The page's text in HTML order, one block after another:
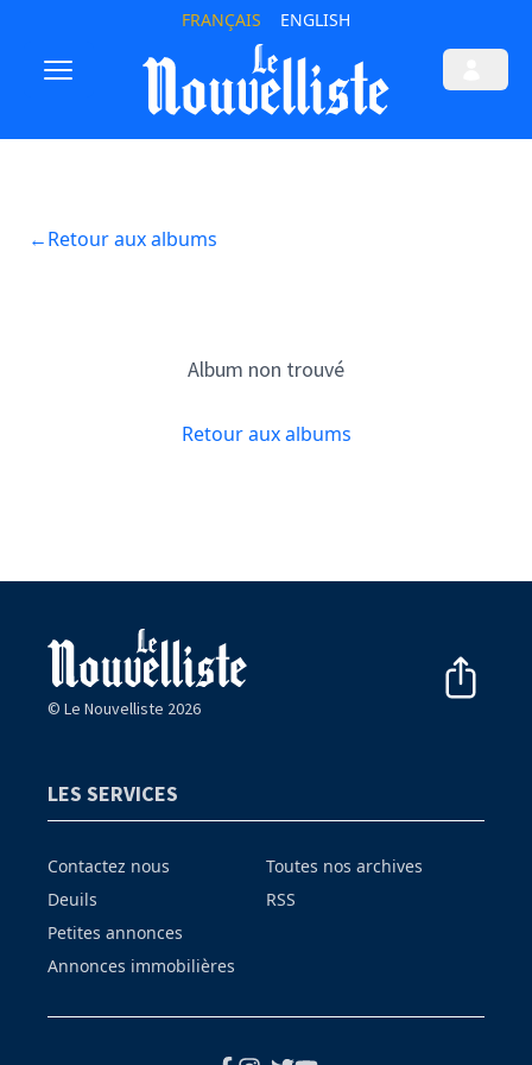
FRANÇAIS ENGLISH
←Retour aux albums
Album non trouvé
Retour aux albums
© Le Nouvelliste 2026
LES SERVICES
Contactez nous
Deuils
Petites annonces
Annonces immobilières
Toutes nos archives
RSS